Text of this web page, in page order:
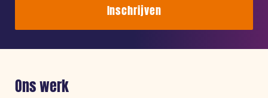
Inschrijven
Ons werk